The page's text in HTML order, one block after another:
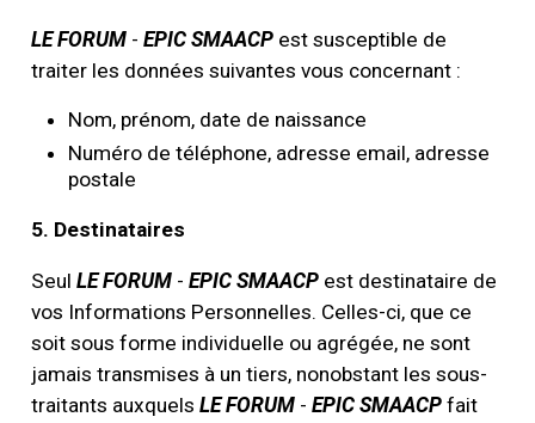
LE FORUM -EPIC SMAACP est susceptible de
traiter les données suivantes vous concernant :
Nom, prénom, date de naissance
Numéro de téléphone, adresse email, adresse
postale
5. Destinataires
SeulLE FORUM -EPIC SMAACP est destinataire de
vos Informations Personnelles. Celles-ci, que ce
soit sous forme individuelle ou agrégée, ne sont
jamais transmises à un tiers, nonobstant les sous-
traitants auxquelsLE FORUM -EPIC SMAACP fait